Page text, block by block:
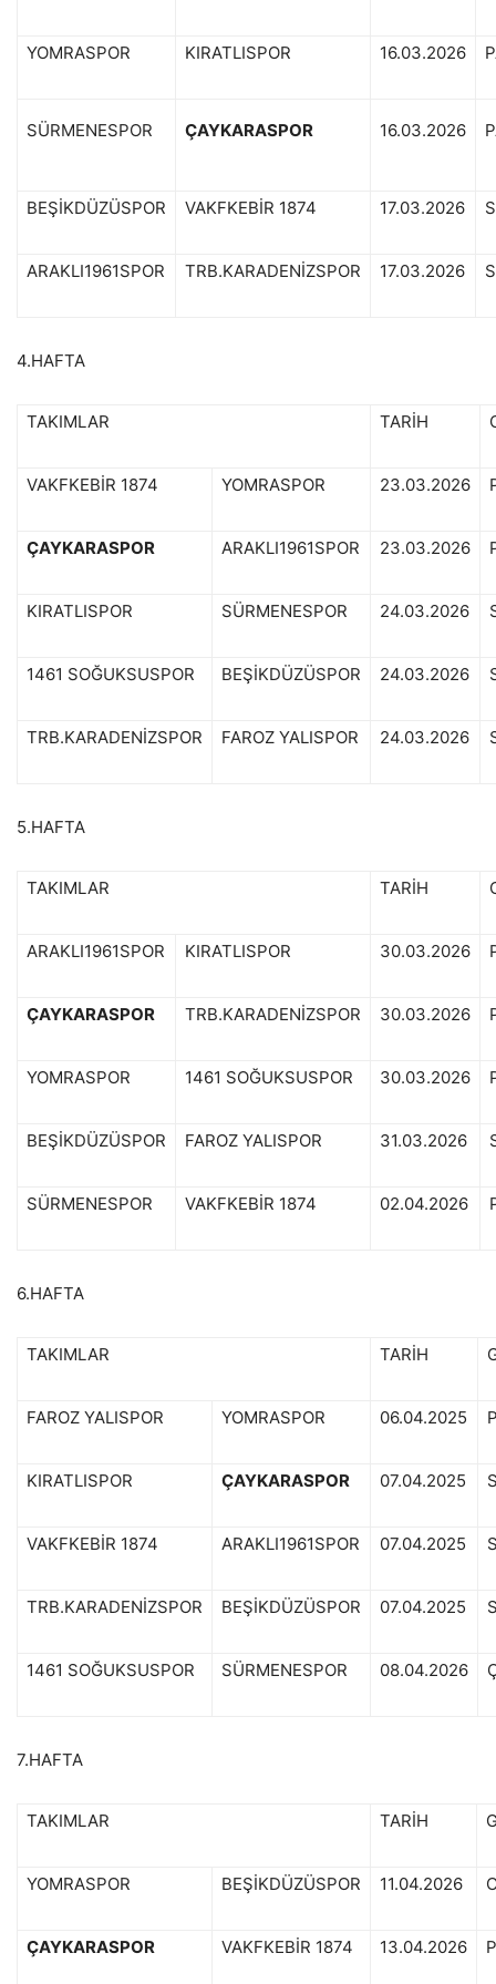
YOMRASPOR KIRATLISPOR 16.03.2026
SÜRMENESPOR ÇAYKARASPOR 16.03.2026
BEŞİKDÜZÜSPOR VAKFKEBİR 1874 17.03.2026
ARAKLI1961SPOR TRB.KARADENİZSPOR 17.03.2026
4.HAFTA
TAKIMLAR TARİH
VAKFKEBİR 1874 YOMRASPOR 23.03.2026
ÇAYKARASPOR ARAKLI1961SPOR 23.03.2026
KIRATLISPOR SÜRMENESPOR 24.03.2026
1461 SOĞUKSUSPOR BEŞİKDÜZÜSPOR 24.03.2026
TRB.KARADENİZSPOR FAROZ YALISPOR 24.03.2026
5.HAFTA
TAKIMLAR TARİH
ARAKLI1961SPOR KIRATLISPOR 30.03.2026
ÇAYKARASPOR TRB.KARADENİZSPOR 30.03.2026
YOMRASPOR 1461 SOĞUKSUSPOR 30.03.2026
BEŞİKDÜZÜSPOR FAROZ YALISPOR 31.03.2026
SÜRMENESPOR VAKFKEBİR 1874 02.04.2026
6.HAFTA
TAKIMLAR TARİH
FAROZ YALISPOR YOMRASPOR 06.04.2025
KIRATLISPOR ÇAYKARASPOR 07.04.2025
VAKFKEBİR 1874 ARAKLI1961SPOR 07.04.2025
TRB.KARADENİZSPOR BEŞİKDÜZÜSPOR 07.04.2025
1461 SOĞUKSUSPOR SÜRMENESPOR 08.04.2026
7.HAFTA
TAKIMLAR TARİH
YOMRASPOR BEŞİKDÜZÜSPOR 11.04.2026
ÇAYKARASPOR VAKFKEBİR 1874 13.04.2026